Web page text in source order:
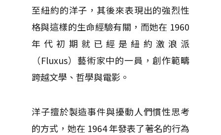
至紐約的洋子，其後來表現出的強烈性
格與這樣的生命經驗有關，而她在 1960
年代初期就已經是紐約激浪派
（Fluxus）藝術家中的一員，創作範疇
跨越文學、哲學與電影。
洋子擅於製造事件與擾動人們慣性思考
的方式，她在 1964 年發表了著名的行為